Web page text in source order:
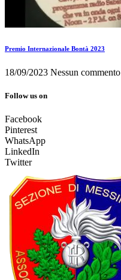
Premio Internazionale Bontà 2023
18/09/2023 Nessun commento
Follow us on
Facebook
Pinterest
WhatsApp
LinkedIn
Twitter